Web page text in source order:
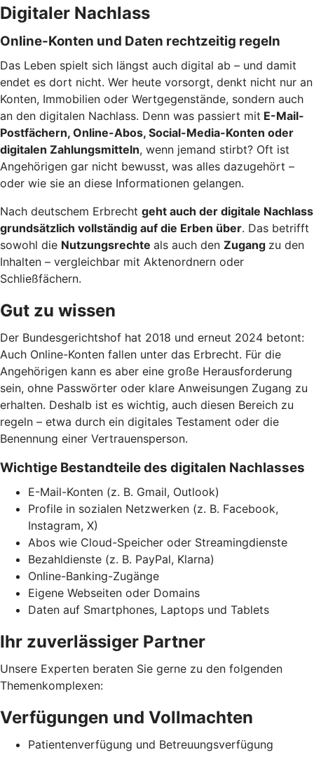
Digitaler Nachlass
Online-Konten und Daten rechtzeitig regeln
Das Leben spielt sich längst auch digital ab – und damit
endet es dort nicht. Wer heute vorsorgt, denkt nicht nur an
Konten, Immobilien oder Wertgegenstände, sondern auch
an den digitalen Nachlass. Denn was passiert mit E-Mail-
Postfächern, Online-Abos, Social-Media-Konten oder
digitalen Zahlungsmitteln, wenn jemand stirbt? Oft ist
Angehörigen gar nicht bewusst, was alles dazugehört –
oder wie sie an diese Informationen gelangen.
Nach deutschem Erbrecht geht auch der digitale Nachlass
grundsätzlich vollständig auf die Erben über. Das betrifft
sowohl die Nutzungsrechte als auch den Zugang zu den
Inhalten – vergleichbar mit Aktenordnern oder
Schließfächern.
Gut zu wissen
Der Bundesgerichtshof hat 2018 und erneut 2024 betont:
Auch Online-Konten fallen unter das Erbrecht. Für die
Angehörigen kann es aber eine große Herausforderung
sein, ohne Passwörter oder klare Anweisungen Zugang zu
erhalten. Deshalb ist es wichtig, auch diesen Bereich zu
regeln – etwa durch ein digitales Testament oder die
Benennung einer Vertrauensperson.
Wichtige Bestandteile des digitalen Nachlasses
E-Mail-Konten (z. B. Gmail, Outlook)
Profile in sozialen Netzwerken (z. B. Facebook,
Instagram, X)
Abos wie Cloud-Speicher oder Streamingdienste
Bezahldienste (z. B. PayPal, Klarna)
Online-Banking-Zugänge
Eigene Webseiten oder Domains
Daten auf Smartphones, Laptops und Tablets
Ihr zuverlässiger Partner
Unsere Experten beraten Sie gerne zu den folgenden
Themenkomplexen:
Verfügungen und Vollmachten
Patientenverfügung und Betreuungsverfügung